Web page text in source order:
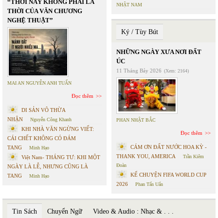
“THỜI NÀY KHÔNG PHẢI LÀ
THỜI CỦA VĂN CHƯƠNG
NGHỆ THUẬT”
MAI AN NGUYỄN ANH TUẤN
Đọc thêm
DI SẢN VÔ THỪA
NHẬN
Nguyễn Công Khanh
KHI NHÀ VĂN NGỪNG VIẾT:
CÁI CHẾT KHÔNG CÓ ĐÁM
TANG
Minh Hạo
Việt Nam- THÁNG TƯ: KHI MỘT
NGÀY LÀ LỄ, NHƯNG CŨNG LÀ
TANG
Minh Hạo
NHẬT NAM
Ký / Tùy Bút
NHỮNG NGÀY XƯA NƠI ĐẤT
ÚC
11 Tháng Bảy 2026 (Xem: 2164)
PHAN NHẬT BẮC
Đọc thêm
CÁM ƠN ĐẤT NƯỚC HOA KỲ -
THANK YOU, AMERICA
Trần Kiêm
Đoàn
KỂ CHUYỆN FIFA WORLD CUP
2026
Phan Tấn Uẩn
Tin Sách Chuyển Ngữ Video & Audio : Nhạc & . . .